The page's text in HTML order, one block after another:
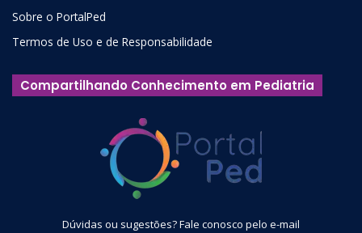
Sobre o PortalPed
Termos de Uso e de Responsabilidade
Compartilhando Conhecimento em Pediatria
Dúvidas ou sugestões? Fale conosco pelo e-mail